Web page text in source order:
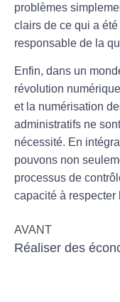
problèmes
clairs de ce qui a
responsable de la
Enfin, dans un
révolution numérique
et la numérisation
administratifs ne
nécessité. En
pouvons non
processus de
capacité à respecter
AVANT